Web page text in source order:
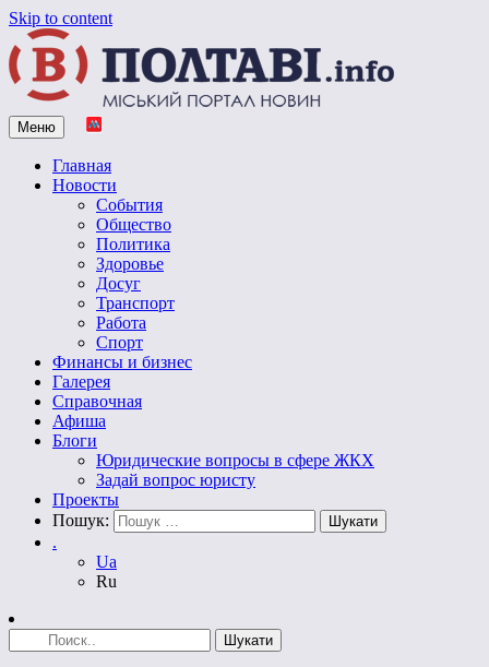
Skip to content
Vpoltave.info
Полтавский портал новостей
Меню
Главная
Новости
События
Общество
Политика
Здоровье
Досуг
Транспорт
Работа
Спорт
Финансы и бизнес
Галерея
Справочная
Афиша
Блоги
Юридические вопросы в сфере ЖКХ
Задай вопрос юристу
Проекты
Пошук:
.
Ua
Ru